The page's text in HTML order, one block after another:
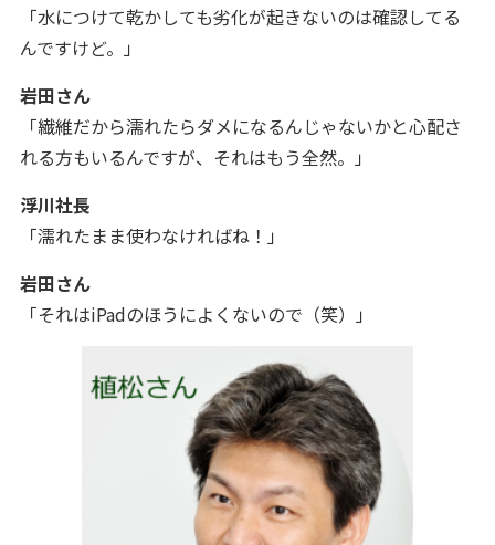
「水につけて乾かしても劣化が起きないのは確認してる
んですけど。」
岩田さん
「繊維だから濡れたらダメになるんじゃないかと心配さ
れる方もいるんですが、それはもう全然。」
浮川社長
「濡れたまま使わなければね！」
岩田さん
「それはiPadのほうによくないので（笑）」